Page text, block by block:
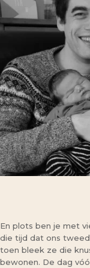
En plots ben je met
die tijd dat ons
toen bleek ze die
bewonen. De dag